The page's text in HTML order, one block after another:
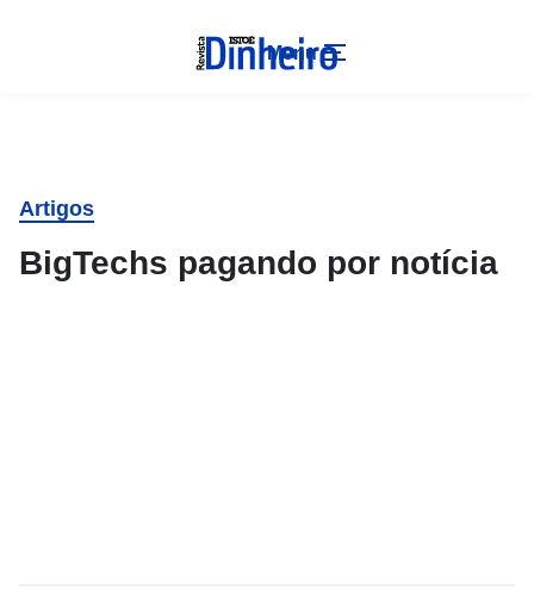
Menu
Artigos
BigTechs pagando por notícia